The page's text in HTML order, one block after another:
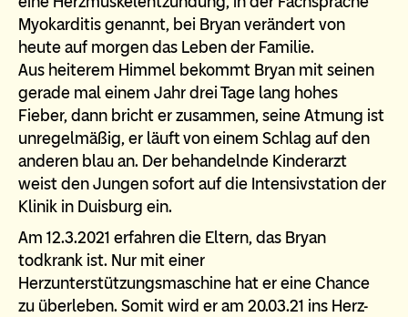
Myokarditis genannt, bei Bryan verändert von
heute auf morgen das Leben der Familie.
Aus heiterem Himmel bekommt Bryan mit seinen
gerade mal einem Jahr drei Tage lang hohes
Fieber, dann bricht er zusammen, seine Atmung ist
unregelmäßig, er läuft von einem Schlag auf den
anderen blau an. Der behandelnde Kinderarzt
weist den Jungen sofort auf die Intensivstation der
Klinik in Duisburg ein.
Am 12.3.2021 erfahren die Eltern, das Bryan
todkrank ist. Nur mit einer
Herzunterstützungsmaschine hat er eine Chance
zu überleben. Somit wird er am 20.03.21 ins Herz-